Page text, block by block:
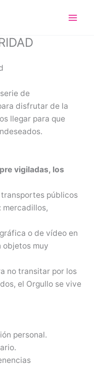
de
disfrutar de la
llegar para que
vigiladas, los
públicos
mercadillos,
o de vídeo en
objetos muy
no transitar por los
el Orgullo se vive
personal.